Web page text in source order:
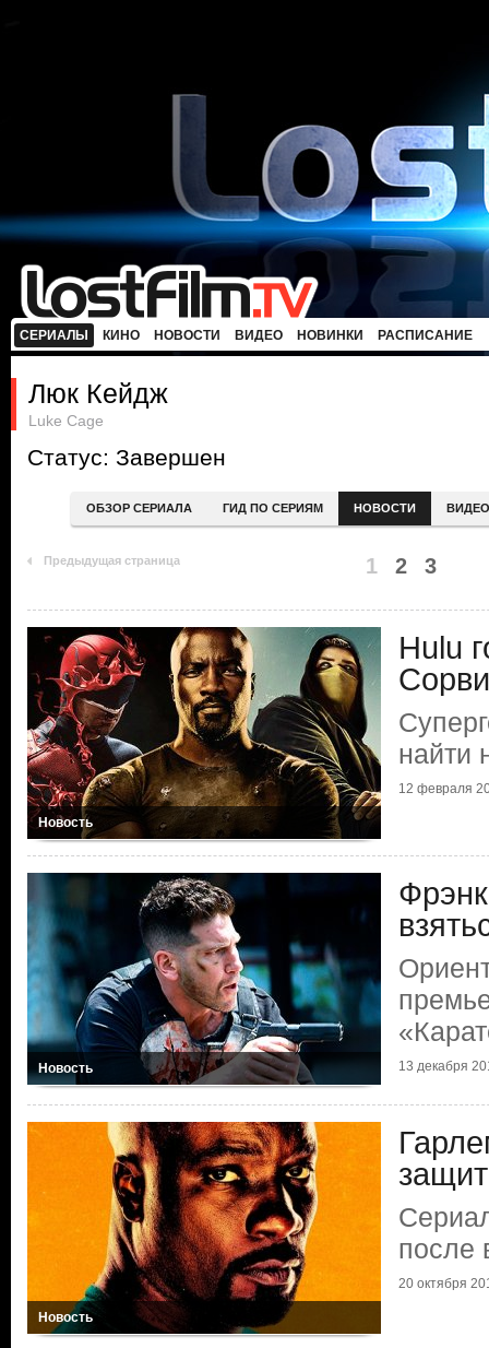
СЕРИАЛЫ КИНО НОВОСТИ ВИДЕО НОВИНКИ РАСПИСАНИЕ
Люк Кейдж
Luke Cage
Статус: Завершен
ОБЗОР СЕРИАЛА ГИД ПО СЕРИЯМ НОВОСТИ ВИДЕО
Предыдущая страница 1 2 3
Новость
Hulu
найти
12 февраля
Новость 13 декабря
Новость
после
20 октября